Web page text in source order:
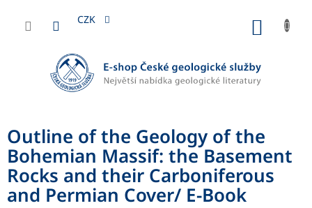
obsah
CZK
Outline of the Geology of the
Bohemian Massif: the Basement
Rocks and their Carboniferous
and Permian Cover/ E-Book